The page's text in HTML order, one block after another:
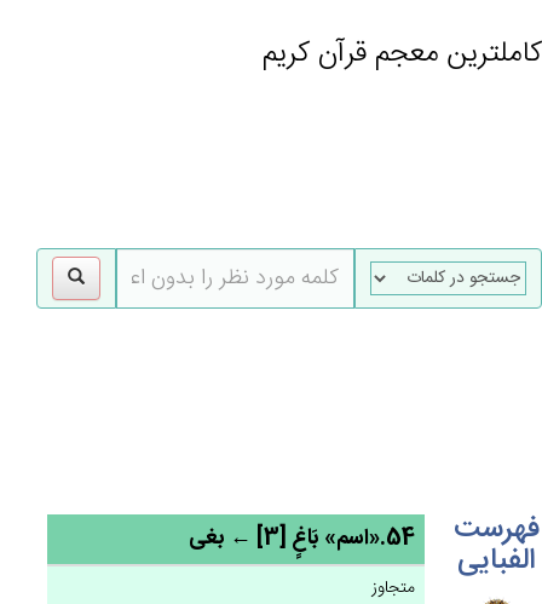
کاملترین معجم قرآن کریم
فهرست
الفبایی 54.«اسم» بَاغ‌ٍ [3] ← بغی
متجاوز